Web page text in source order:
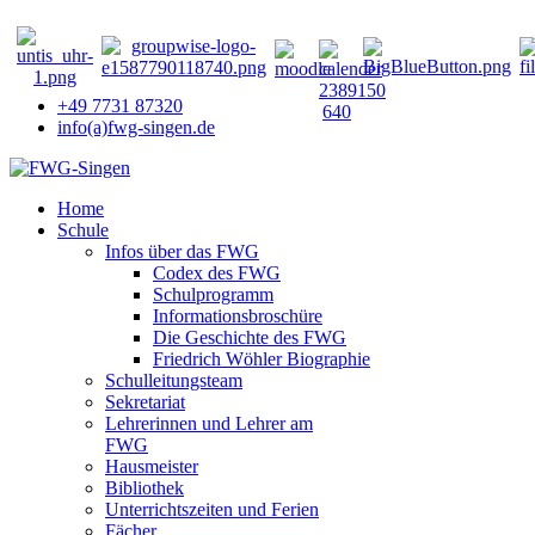
+49 7731 87320
info(a)fwg-singen.de
Home
Schule
Infos über das FWG
Codex des FWG
Schulprogramm
Informationsbroschüre
Die Geschichte des FWG
Friedrich Wöhler Biographie
Schulleitungsteam
Sekretariat
Lehrerinnen und Lehrer am
FWG
Hausmeister
Bibliothek
Unterrichtszeiten und Ferien
Fächer